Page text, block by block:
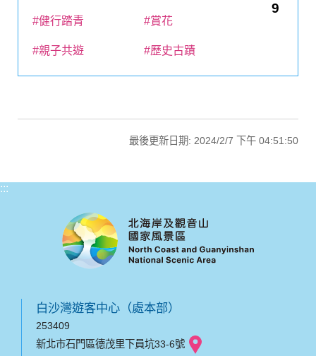
9
#健行踏青 #賞花
#親子共遊 #歷史古蹟
最後更新日期: 2024/2/7 下午 04:51:50
:::
白沙灣遊客中心（處本部）
253409
新北市石門區德茂里下員坑33-6號